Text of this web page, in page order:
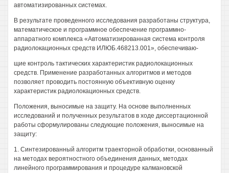
автоматизированных системах.
В результате проведенного исследования разработаны структура,
математическое и программное обеспечение программно-
аппаратного комплекса «Автоматизированная система контроля
радиолокационных средств ИЛЮБ.468213.001», обеспечиваю-
щие контроль тактических характеристик радиолокационных
средств. Применение разработанных алгоритмов и методов
позволяет проводить постоянную объективную оценку
характеристик радиолокационных средств.
Положения, выносимые на защиту. На основе выполненных
исследований и полученных результатов в ходе диссертационной
работы сформулированы следующие положения, выносимые на
защиту:
1. Синтезированный алгоритм траекторной обработки, основанный
на методах вероятностного объединения данных, методах
линейного программирования и процедуре калмановской